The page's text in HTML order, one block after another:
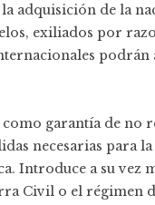
adquisición de la
exiliados por
garantía de no
necesarias para
Introduce a su vez
Civil o el régimen